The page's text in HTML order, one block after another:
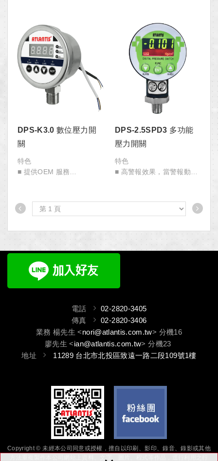
大幅提高產品使用壽命。
DPS-K3.0 數位壓力開
關
特色
■ 提供OEM 服務
■ 價格經濟實惠，使用壽命
長
兩組
■ 可調上限與下限值
■ 短路保護與反極性保護
■ 自動歸零功能
DPS-2.5SPD3 多功能
壓力開關
特色
■ 高警報效果，當警報動作
■ 全量程精度0.5% (最高
0.25%)
不鏽鋼316 元件
■ 可切換7 種壓力單位
■ 防護等級IP65
■ 可設定遲滯與窗型模式
出功能 (選購)
■ 數位RS-485 輸出 (選購)
電話
02-2820-3405
傳真
02-2820-3406
業務 楊先生 <nori@atlantis.com.tw> 分機16
廖先生 <ian@atlantis.com.tw> 分機23
地址
11289 台北市北投區致遠一路二段109號1樓
Copyright © 未經本公司同意或授權，擅自以印刷、影印、錄音、錄影或其他